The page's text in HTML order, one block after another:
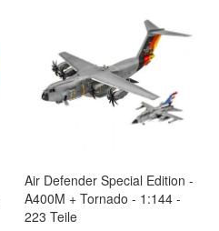
Air Defender Special Edition -
A400M + Tornado - 1:144 -
223 Teile